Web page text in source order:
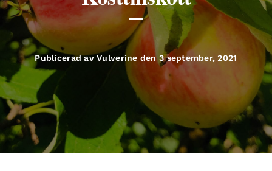
Blogg
Tjänster
Medlemskap
Butik
Publicerad av Vulverine den 3 september, 2021